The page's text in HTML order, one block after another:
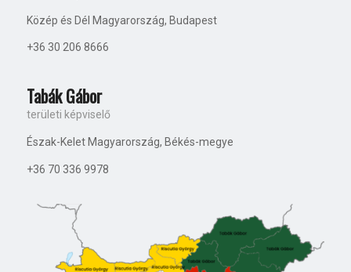
Közép és Dél Magyarország, Budapest
+36 30 206 8666
Tabák Gábor
területi képviselő
Észak-Kelet Magyarország, Békés-megye
+36 70 336 9978